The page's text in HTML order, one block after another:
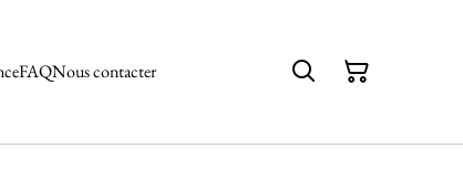
FAQNous contacter